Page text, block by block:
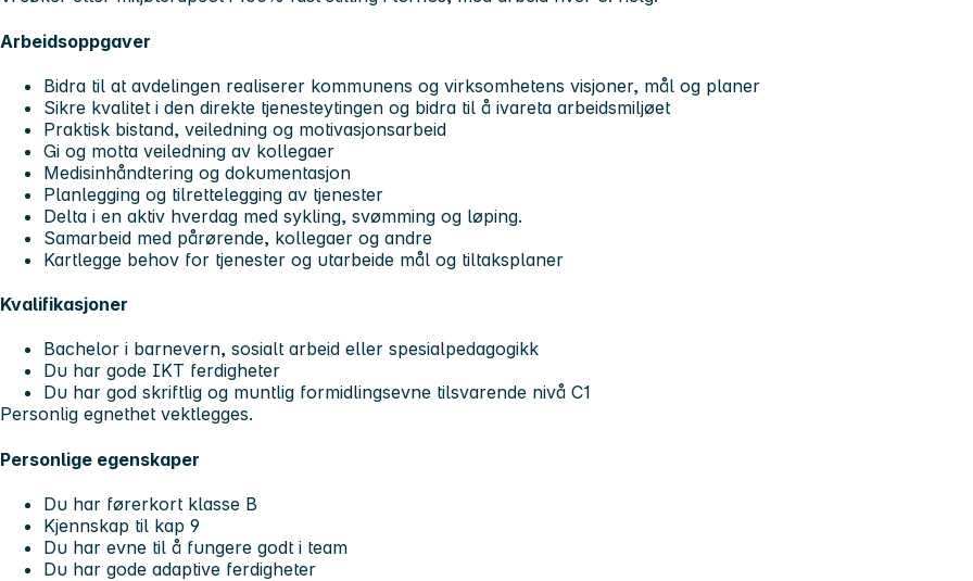
Arbeidsoppgaver
Bidra til at avdelingen realiserer kommunens og virksomhetens visjoner, mål og planer
Sikre kvalitet i den direkte tjenesteytingen og bidra til å ivareta arbeidsmiljøet
Praktisk bistand, veiledning og motivasjonsarbeid
Gi og motta veiledning av kollegaer
Medisinhåndtering og dokumentasjon
Planlegging og tilrettelegging av tjenester
Delta i en aktiv hverdag med sykling, svømming og løping.
Samarbeid med pårørende, kollegaer og andre
Kartlegge behov for tjenester og utarbeide mål og tiltaksplaner
Kvalifikasjoner
Bachelor i barnevern, sosialt arbeid eller spesialpedagogikk
Du har gode IKT ferdigheter
Du har god skriftlig og muntlig formidlingsevne tilsvarende nivå C1
Personlig egnethet vektlegges.
Personlige egenskaper
Du har førerkort klasse B
Kjennskap til kap 9
Du har evne til å fungere godt i team
Du har gode adaptive ferdigheter